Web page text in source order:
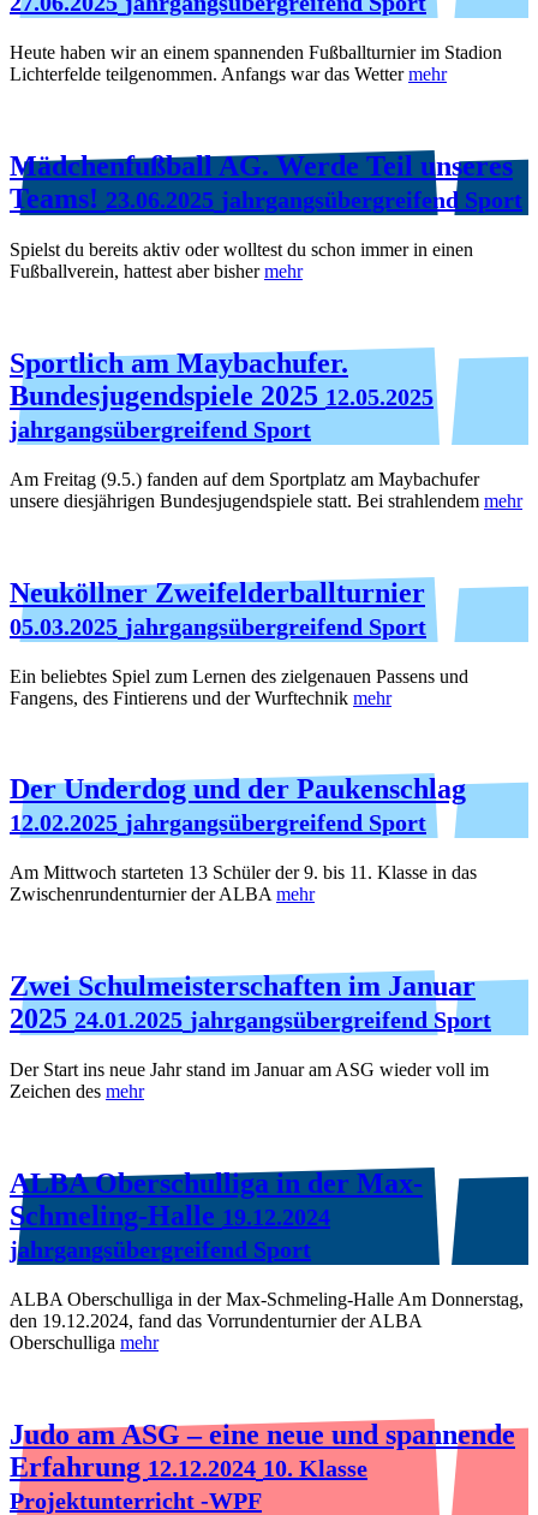
Heute haben wir an einem spannenden Fußballturnier im Stadion
Lichterfelde teilgenommen. Anfangs war das Wettermehr
Mädchenfußball AG. Werde Teil unseres
Teams! 23.06.2025 jahrgangsübergreifend Sport
Spielst du bereits aktiv oder wolltest du schon immer in einen
Fußballverein, hattest aber bishermehr
Sportlich am Maybachufer.
Bundesjugendspiele 2025 12.05.2025
jahrgangsübergreifend Sport
Am Freitag (9.5.) fanden auf dem Sportplatz am Maybachufer
unsere diesjährigen Bundesjugendspiele statt. Bei strahlendem mehr
Neuköllner Zweifelderballturnier
05.03.2025 jahrgangsübergreifend Sport
Ein beliebtes Spiel zum Lernen des zielgenauen Passens und
Fangens, des Fintierens und der Wurftechnik mehr
Der Underdog und der Paukenschlag
12.02.2025 jahrgangsübergreifend Sport
Am Mittwoch starteten 13 Schüler der 9. bis 11. Klasse in das
Zwischenrundenturnier der ALBA mehr
Zwei Schulmeisterschaften im Januar
2025 24.01.2025 jahrgangsübergreifend Sport
Der Start ins neue Jahr stand im Januar am ASG wieder voll im
Zeichen des mehr
ALBA Oberschulliga in der Max-
Schmeling-Halle 19.12.2024
jahrgangsübergreifend Sport
ALBA Oberschulliga in der Max-Schmeling-Halle Am Donnerstag,
den 19.12.2024, fand das Vorrundenturnier der ALBA
Oberschulliga mehr
Judo am ASG – eine neue und spannende
Erfahrung 12.12.2024 10. Klasse
Projektunterricht -WPF